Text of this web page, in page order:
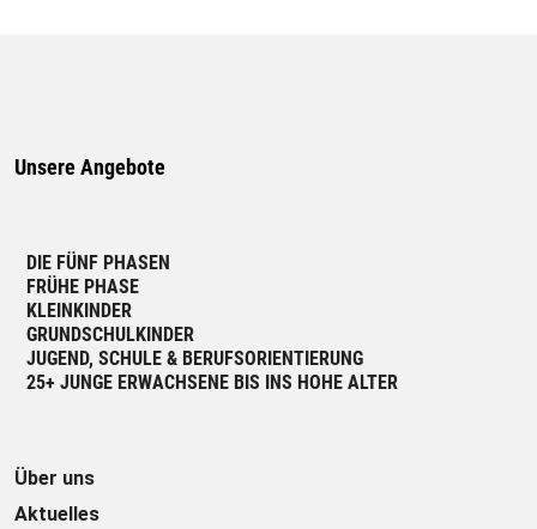
Unsere Angebote
DIE FÜNF PHASEN
FRÜHE PHASE
KLEINKINDER
GRUNDSCHULKINDER
JUGEND, SCHULE & BERUFSORIENTIERUNG
25+ JUNGE ERWACHSENE BIS INS HOHE ALTER
Über uns
Aktuelles